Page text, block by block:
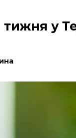
тижня у